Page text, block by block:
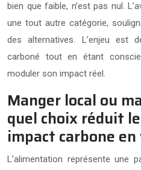
bien que faible, n’est pas nul.
une tout autre catégorie,
des alternatives. L’enjeu
carboné tout en étant
moduler son impact réel.
Manger local ou
quel choix réduit
impact carbone en
L’alimentation représente une